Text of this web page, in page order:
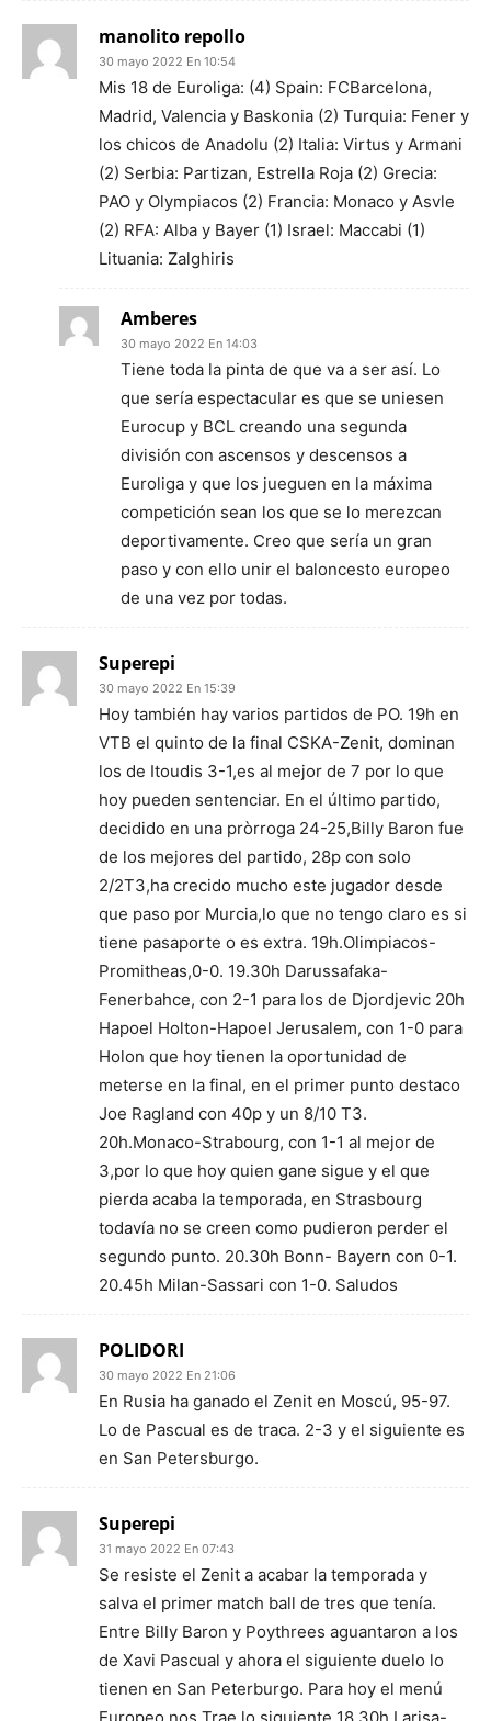
manolito repollo
30 mayo 2022 En 10:54
Mis 18 de Euroliga: (4) Spain: FCBarcelona,
Madrid, Valencia y Baskonia (2) Turquia: Fener y
los chicos de Anadolu (2) Italia: Virtus y Armani
(2) Serbia: Partizan, Estrella Roja (2) Grecia:
PAO y Olympiacos (2) Francia: Monaco y Asvle
(2) RFA: Alba y Bayer (1) Israel: Maccabi (1)
Lituania: Zalghiris
Amberes
30 mayo 2022 En 14:03
Tiene toda la pinta de que va a ser así. Lo
que sería espectacular es que se uniesen
Eurocup y BCL creando una segunda
división con ascensos y descensos a
Euroliga y que los jueguen en la máxima
competición sean los que se lo merezcan
deportivamente. Creo que sería un gran
paso y con ello unir el baloncesto europeo
de una vez por todas.
Superepi
30 mayo 2022 En 15:39
Hoy también hay varios partidos de PO. 19h en
VTB el quinto de la final CSKA-Zenit, dominan
los de Itoudis 3-1,es al mejor de 7 por lo que
hoy pueden sentenciar. En el último partido,
decidido en una pròrroga 24-25,Billy Baron fue
de los mejores del partido, 28p con solo
2/2T3,ha crecido mucho este jugador desde
que paso por Murcia,lo que no tengo claro es si
tiene pasaporte o es extra. 19h.Olimpiacos-
Promitheas,0-0. 19.30h Darussafaka-
Fenerbahce, con 2-1 para los de Djordjevic 20h
Hapoel Holton-Hapoel Jerusalem, con 1-0 para
Holon que hoy tienen la oportunidad de
meterse en la final, en el primer punto destaco
Joe Ragland con 40p y un 8/10 T3.
20h.Monaco-Strabourg, con 1-1 al mejor de
3,por lo que hoy quien gane sigue y el que
pierda acaba la temporada, en Strasbourg
todavía no se creen como pudieron perder el
segundo punto. 20.30h Bonn- Bayern con 0-1.
20.45h Milan-Sassari con 1-0. Saludos
POLIDORI
30 mayo 2022 En 21:06
En Rusia ha ganado el Zenit en Moscú, 95-97.
Lo de Pascual es de traca. 2-3 y el siguiente es
en San Petersburgo.
Superepi
31 mayo 2022 En 07:43
Se resiste el Zenit a acabar la temporada y
salva el primer match ball de tres que tenía.
Entre Billy Baron y Poythrees aguantaron a los
de Xavi Pascual y ahora el siguiente duelo lo
tienen en San Peterburgo. Para hoy el menú